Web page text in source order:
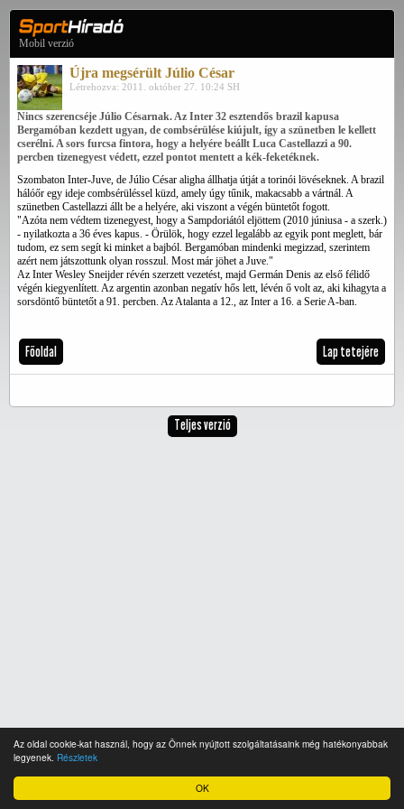
OK
Az oldal cookie-kat használ, hogy az Önnek nyújtott szolgáltatásaink még hatékonyabbak
legyenek. Részletek
Mobil verzió
Újra megsérült Júlio César
Létrehozva: 2011. október 27. 10:24 SH
Nincs szerencséje Júlio Césarnak. Az Inter 32 esztendős brazil kapusa
Bergamóban kezdett ugyan, de combsérülése kiújult, így a szünetben le kellett
cserélni. A sors furcsa fintora, hogy a helyére beállt Luca Castellazzi a 90.
percben tizenegyest védett, ezzel pontot mentett a kék-feketéknek.
Szombaton Inter-Juve, de Júlio César aligha állhatja útját a torinói lövéseknek. A brazil
hálóőr egy ideje combsérüléssel küzd, amely úgy tűnik, makacsabb a vártnál. A
szünetben Castellazzi állt be a helyére, aki viszont a végén büntetőt fogott.
"Azóta nem védtem tizenegyest, hogy a Sampdoriától eljöttem (2010 júniusa - a szerk.)
- nyilatkozta a 36 éves kapus. - Örülök, hogy ezzel legalább az egyik pont meglett, bár
tudom, ez sem segít ki minket a bajból. Bergamóban mindenki megizzad, szerintem
azért nem játszottunk olyan rosszul. Most már jöhet a Juve."
Az Inter Wesley Sneijder révén szerzett vezetést, majd Germán Denis az első félidő
végén kiegyenlített. Az argentin azonban negatív hős lett, lévén ő volt az, aki kihagyta a
sorsdöntő büntetőt a 91. percben. Az Atalanta a 12., az Inter a 16. a Serie A-ban.
Főoldal Lap tetejére
Teljes verzió